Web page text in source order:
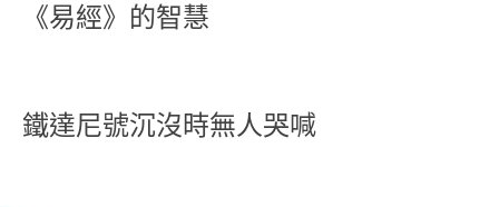
《易經》的智慧
鐵達尼號沉沒時無人哭喊